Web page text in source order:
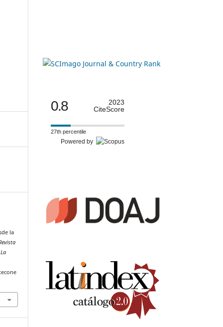
la
0.8
2023
CiteScore
27th percentile
Powered by